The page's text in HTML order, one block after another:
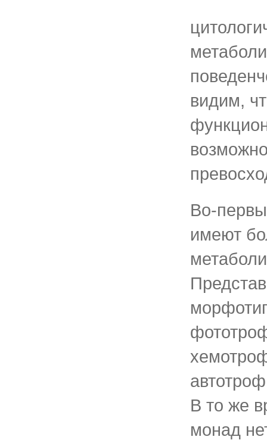
видим,
Во-
имеют
В то же
монад